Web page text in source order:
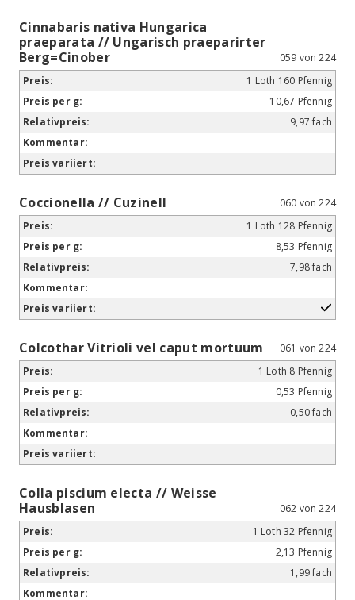
Cinnabaris nativa Hungarica
praeparata // Ungarisch praeparirter
Berg=Cinober
059 von 224
1 Loth 160 Pfennig
10,67 Pfennig
9,97 fach
Coccionella // Cuzinell
060 von 224
1 Loth 128 Pfennig
8,53 Pfennig
7,98 fach
Colcothar Vitrioli vel caput mortuum
061 von 224
1 Loth 8 Pfennig
0,53 Pfennig
0,50 fach
Colla piscium electa // Weisse
Hausblasen
062 von 224
1 Loth 32 Pfennig
2,13 Pfennig
1,99 fach